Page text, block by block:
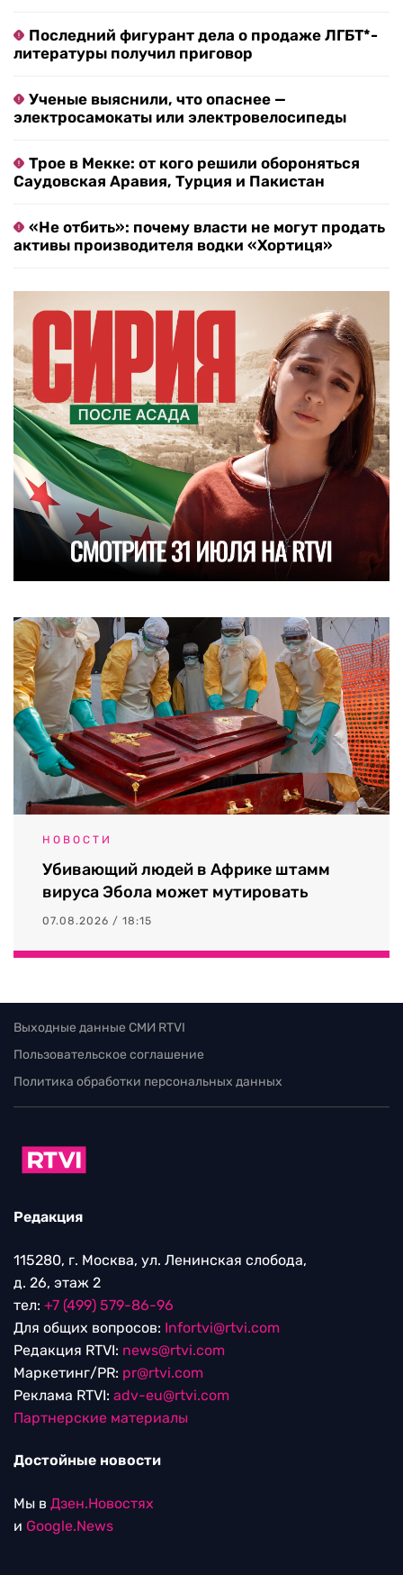
Последний фигурант дела о продаже ЛГБТ*-
литературы получил приговор
Ученые выяснили, что опаснее —
электросамокаты или электровелосипеды
Трое в Мекке: от кого решили обороняться
Саудовская Аравия, Турция и Пакистан
«Не отбить»: почему власти не могут продать
активы производителя водки «Хортиця»
НОВОСТИ
Убивающий людей в Африке штамм
вируса Эбола может мутировать
07.08.2026 / 18:15
Выходные данные СМИ RTVI
Пользовательское соглашение
Политика обработки персональных данных
Редакция
115280, г. Москва, ул. Ленинская слобода,
д. 26, этаж 2
тел: +7 (499) 579-86-96
Для общих вопросов: Infortvi@rtvi.com
Редакция RTVI: news@rtvi.com
Маркетинг/PR: pr@rtvi.com
Реклама RTVI: adv-eu@rtvi.com
Партнерские материалы
Достойные новости
Мы в Дзен.Новостях
и Google.News